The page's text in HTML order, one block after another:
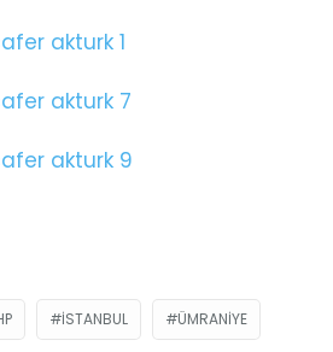
İSTANBUL ÜMRANIYE